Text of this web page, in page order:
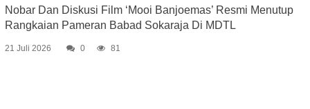
Nobar Dan Diskusi Film ‘Mooi Banjoemas’ Resmi Menutup
Rangkaian Pameran Babad Sokaraja Di MDTL
21 Juli 2026 0 81